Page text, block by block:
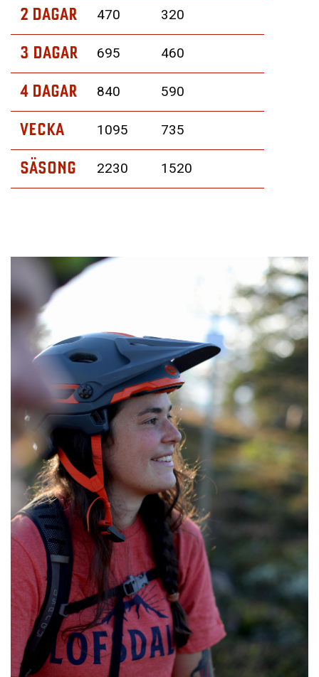
2 DAGAR 470 320
3 DAGAR 695 460
4 DAGAR 840 590
VECKA 1095 735
SÄSONG 2230 1520